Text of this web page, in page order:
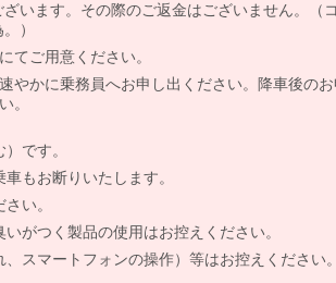
います。その際のご返金はございません。（
）
てご用意ください。
やかに乗務員へお申し出ください。降車後の
。
です。
もお断りいたします。
い。
がつく製品の使用はお控えください。
スマートフォンの操作）等はお控えください